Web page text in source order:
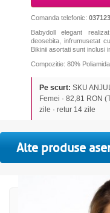
Comanda telefonic:
Babydoll elegant
deosebita, infrumusetat
Bikinii asortati sunt inclusi
Compozitie: 80%
Pe scurt: SKU
Femei · 82,81 RON
zile · retur 14 zile
Alte produse